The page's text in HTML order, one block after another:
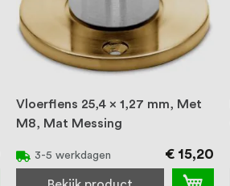
Vloerflens 25,4 x 1,27 mm, Met
M8, Mat Messing
3-5 werkdagen € 15,20